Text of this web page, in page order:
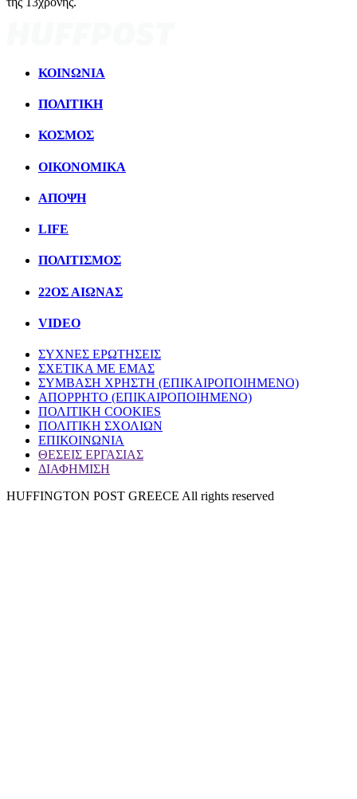
ΚΟΙΝΩΝΙΑ
ΠΟΛΙΤΙΚΗ
ΚΟΣΜΟΣ
ΟΙΚΟΝΟΜΙΚΑ
ΑΠΟΨΗ
LIFE
ΠΟΛΙΤIΣΜΟΣ
22ΟΣ ΑΙΩΝΑΣ
VIDEO
ΣΥΧΝΕΣ ΕΡΩΤΗΣΕΙΣ
ΣΧΕΤΙΚΑ ΜΕ ΕΜΑΣ
ΣΥΜΒΑΣΗ ΧΡΗΣΤΗ (ΕΠΙΚΑΙΡΟΠΟΙΗΜΕΝΟ)
ΑΠΟΡΡΗΤΟ (ΕΠΙΚΑΙΡΟΠΟΙΗΜΕΝΟ)
ΠΟΛΙΤΙΚΗ COOKIES
ΠΟΛΙΤΙΚΗ ΣΧΟΛΙΩΝ
ΕΠΙΚΟΙΝΩΝΙΑ
ΘΕΣΕΙΣ ΕΡΓΑΣΙΑΣ
ΔΙΑΦΗΜΙΣΗ
HUFFINGTON POST GREECE All rights reserved